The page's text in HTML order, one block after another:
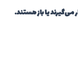
یا باز هستند.